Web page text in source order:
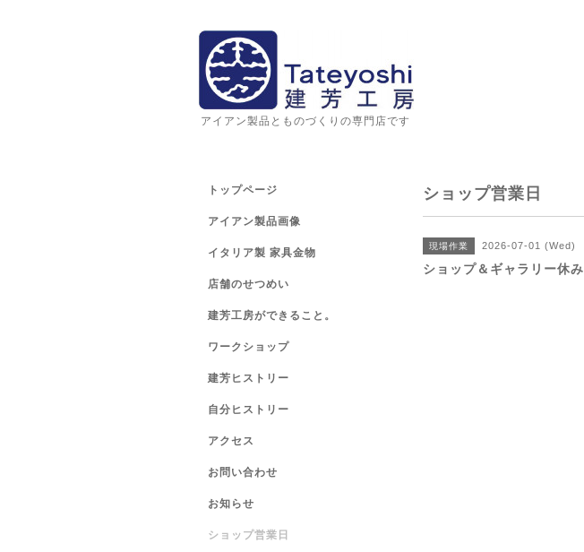
アイアン製品とものづくりの専門店です
ショップ営業日
現場作業 2026-07-01 (Wed)
ショップ＆ギャラリー休み
トップページ
アイアン製品画像
イタリア製 家具金物
店舗のせつめい
建芳工房ができること。
ワークショップ
建芳ヒストリー
自分ヒストリー
アクセス
お問い合わせ
お知らせ
ショップ営業日